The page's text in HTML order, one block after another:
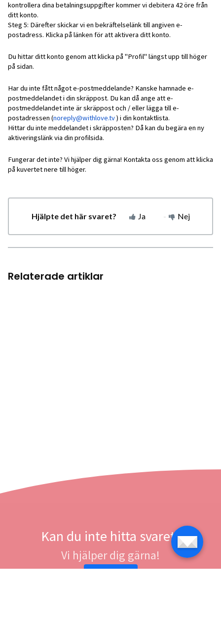
kontrollera dina betalningsuppgifter kommer vi debitera 42 öre från
ditt konto.
Steg 5: Därefter skickar vi en bekräftelselänk till angiven e-
postadress. Klicka på länken för att aktivera ditt konto.
Du hittar ditt konto genom att klicka på "Profil" längst upp till höger
på sidan.
Har du inte fått något e-postmeddelande? Kanske hamnade e-
postmeddelandet i din skräppost. Du kan då ange att e-
postmeddelandet inte är skräppost och / eller lägga till e-
postadressen (noreply@withlove.tv) i din kontaktlista.
Hittar du inte meddelandet i skräpposten? Då kan du begära en ny
aktiveringslänk via din profilsida.
Fungerar det inte? Vi hjälper dig gärna! Kontakta oss genom att klicka
på kuvertet nere till höger.
Hjälpte det här svaret? Ja Nej
Relaterade artiklar
Kan du inte hitta svaret?
Vi hjälper dig gärna!